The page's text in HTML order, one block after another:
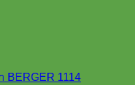
BERGER 1114